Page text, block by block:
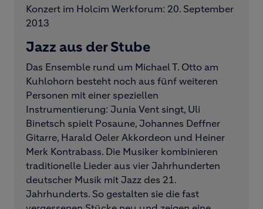
Konzert im Holcim Werkforum: 20. September
2013
Jazz aus der Stube
Das Ensemble rund um Michael T. Otto am
Kuhlohorn besteht noch aus fünf weiteren
Personen mit einer speziellen
Instrumentierung: Junia Vent singt, Uli
Binetsch spielt Posaune, Johannes Deffner
Gitarre, Harald Oeler Akkordeon und Heiner
Merk Kontrabass. Die Musiker kombinieren
traditionelle Lieder aus vier Jahrhunderten
deutscher Musik mit Jazz des 21.
Jahrhunderts. So gestalten sie die fast